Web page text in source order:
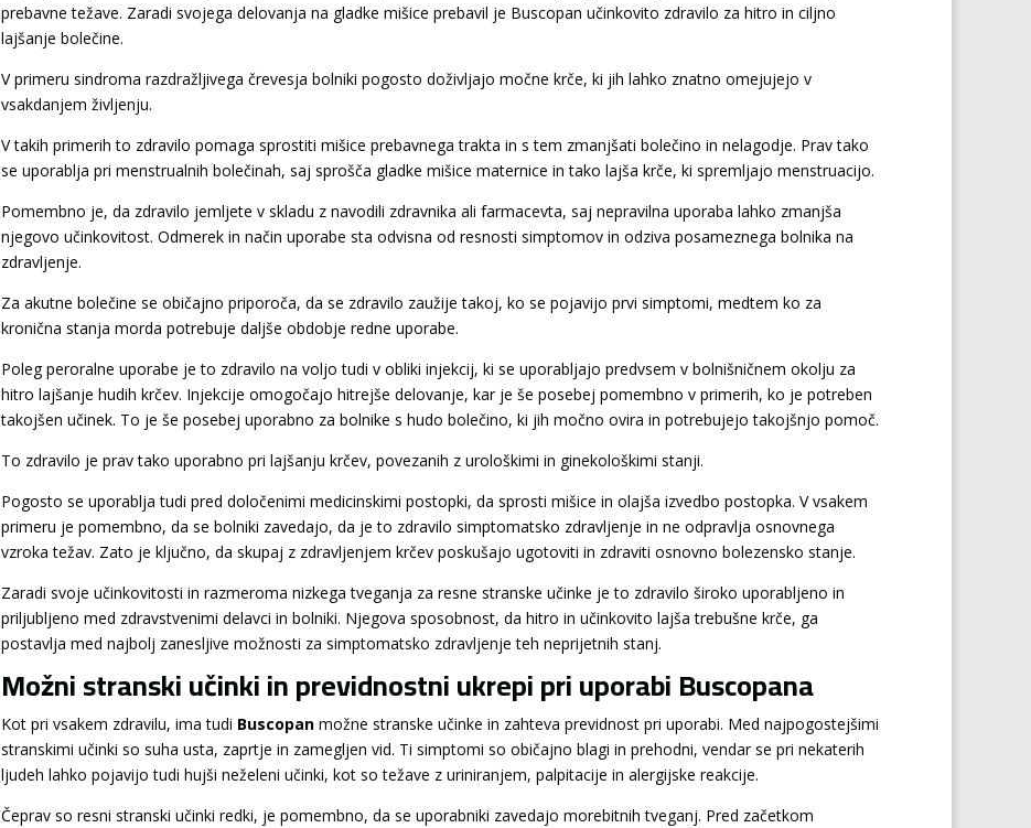
prebavne težave. Zaradi svojega delovanja na gladke mišice prebavil je Buscopan učinkovito zdravilo za hitro in ciljno
lajšanje bolečine.
V primeru sindroma razdražljivega črevesja bolniki pogosto doživljajo močne krče, ki jih lahko znatno omejujejo v
vsakdanjem življenju.
V takih primerih to zdravilo pomaga sprostiti mišice prebavnega trakta in s tem zmanjšati bolečino in nelagodje. Prav tako
se uporablja pri menstrualnih bolečinah, saj sprošča gladke mišice maternice in tako lajša krče, ki spremljajo menstruacijo.
Pomembno je, da zdravilo jemljete v skladu z navodili zdravnika ali farmacevta, saj nepravilna uporaba lahko zmanjša
njegovo učinkovitost. Odmerek in način uporabe sta odvisna od resnosti simptomov in odziva posameznega bolnika na
zdravljenje.
Za akutne bolečine se običajno priporoča, da se zdravilo zaužije takoj, ko se pojavijo prvi simptomi, medtem ko za
kronična stanja morda potrebuje daljše obdobje redne uporabe.
Poleg peroralne uporabe je to zdravilo na voljo tudi v obliki injekcij, ki se uporabljajo predvsem v bolnišničnem okolju za
hitro lajšanje hudih krčev. Injekcije omogočajo hitrejše delovanje, kar je še posebej pomembno v primerih, ko je potreben
takojšen učinek. To je še posebej uporabno za bolnike s hudo bolečino, ki jih močno ovira in potrebujejo takojšnjo pomoč.
To zdravilo je prav tako uporabno pri lajšanju krčev, povezanih z urološkimi in ginekološkimi stanji.
Pogosto se uporablja tudi pred določenimi medicinskimi postopki, da sprosti mišice in olajša izvedbo postopka. V vsakem
primeru je pomembno, da se bolniki zavedajo, da je to zdravilo simptomatsko zdravljenje in ne odpravlja osnovnega
vzroka težav. Zato je ključno, da skupaj z zdravljenjem krčev poskušajo ugotoviti in zdraviti osnovno bolezensko stanje.
Zaradi svoje učinkovitosti in razmeroma nizkega tveganja za resne stranske učinke je to zdravilo široko uporabljeno in
priljubljeno med zdravstvenimi delavci in bolniki. Njegova sposobnost, da hitro in učinkovito lajša trebušne krče, ga
postavlja med najbolj zanesljive možnosti za simptomatsko zdravljenje teh neprijetnih stanj.
Možni stranski učinki in previdnostni ukrepi pri uporabi Buscopana
Kot pri vsakem zdravilu, ima tudi Buscopan možne stranske učinke in zahteva previdnost pri uporabi. Med najpogostejšimi
stranskimi učinki so suha usta, zaprtje in zamegljen vid. Ti simptomi so običajno blagi in prehodni, vendar se pri nekaterih
ljudeh lahko pojavijo tudi hujši neželeni učinki, kot so težave z uriniranjem, palpitacije in alergijske reakcije.
Čeprav so resni stranski učinki redki, je pomembno, da se uporabniki zavedajo morebitnih tveganj. Pred začetkom